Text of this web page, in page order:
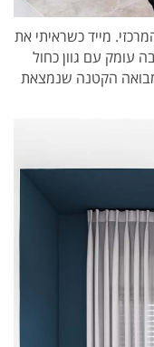
מייד כשראיתי את
עומק עם גוון כחול
הקטנה שנמצאת